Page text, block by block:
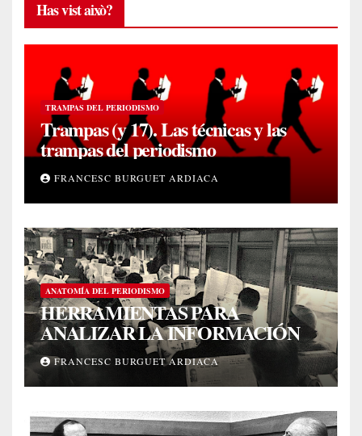
Has vist això?
TRAMPAS DEL PERIODISMO
Trampas (y 17). Las técnicas y las
trampas del periodismo
FRANCESC BURGUET ARDIACA
ANATOMÍA DEL PERIODISMO
HERRAMIENTAS PARA
ANALIZAR LA INFORMACIÓN
FRANCESC BURGUET ARDIACA